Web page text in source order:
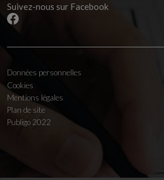
Suivez-nous sur Facebook
Données personnelles
Cookies
Mentions légales
Plan de site
Publigo 2022